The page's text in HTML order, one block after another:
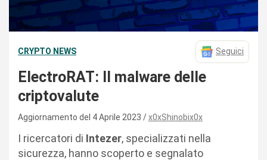
CRYPTO NEWS Seguici
ElectroRAT: Il malware delle
criptovalute
Aggiornamento del 4 Aprile 2023 x0xShinobix0x
I ricercatori di Intezer, specializzati nella
sicurezza, hanno scoperto e segnalato